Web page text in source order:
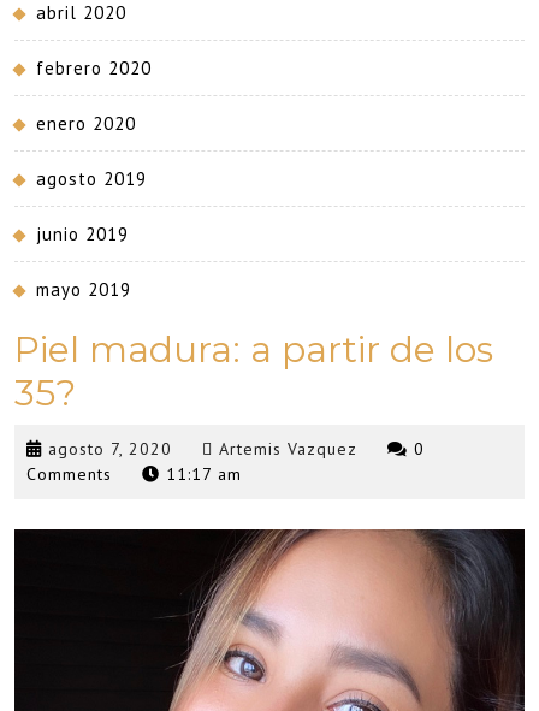
abril 2020
febrero 2020
enero 2020
agosto 2019
junio 2019
mayo 2019
Piel madura: a partir de los
35?
agosto 7, 2020 agosto
7,
Artemis Vazquez Artemis0
Comments
11:17 am